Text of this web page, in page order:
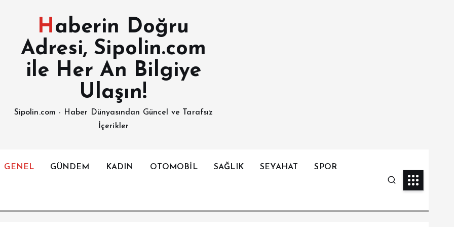
Haberin Doğru
Adresi, Sipolin.com
ile Her An Bilgiye
Ulaşın!
Sipolin.com - Haber Dünyasından Güncel ve Tarafsız
İçerikler
GENEL GÜNDEM KADIN OTOMOBİL SAĞLIK SEYAHAT SPOR